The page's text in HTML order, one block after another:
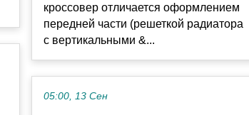
кроссовер отличается оформлением
передней части (решеткой радиатора
с вертикальными &...
05:00, 13 Сен